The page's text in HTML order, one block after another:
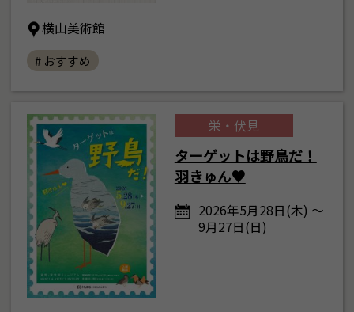
横山美術館
# おすすめ
栄・伏見
ターゲットは野鳥だ！
羽きゅん♥
2026年5月28日(木) ～
9月27日(日)